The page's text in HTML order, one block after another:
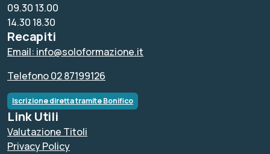
09.30 13.00
14.30 18.30
Recapiti
Email: info@soloformazione.it
Telefono 02 87199126
Iscrizione diretta tramite Bonifico
Link Utili
Valutazione Titoli
Privacy Policy